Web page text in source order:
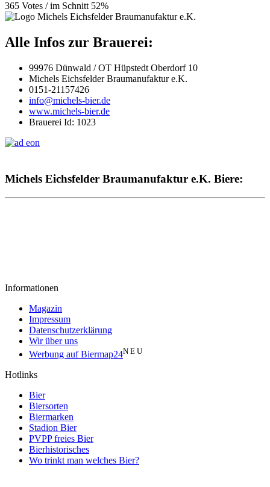
365 Votes / im Schnitt 52%
Alle Infos zur Brauerei:
99976 Dünwald / OT Hüpstedt Oberdorf 10
Michels Eichsfelder Braumanufaktur e.K.
0151-21157426
info@michels-bier.de
www.michels-bier.de
Brauerei Id: 1023
Michels Eichsfelder Braumanufaktur e.K. Biere:
Informationen
Magazin
Impressum
Datenschutzerklärung
Wir über uns
Werbung auf Biermap24N E U
Hotlinks
Bier
Biersorten
Biermarken
Stadion Bier
PVPP freies Bier
Bierhistorisches
Wo trinkt man welches Bier?